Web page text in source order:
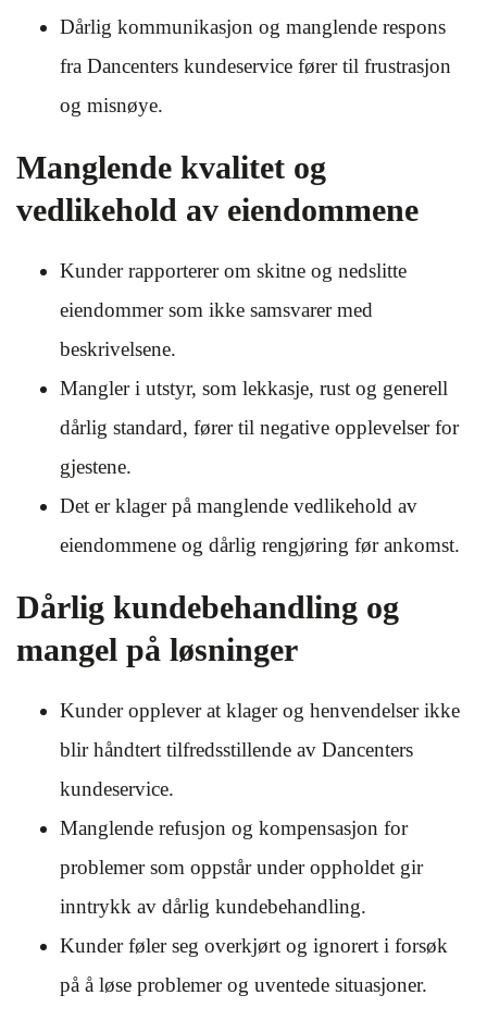
Dårlig kommunikasjon og manglende respons
fra Dancenters kundeservice fører til frustrasjon
og misnøye.
Manglende kvalitet og
vedlikehold av eiendommene
Kunder rapporterer om skitne og nedslitte
eiendommer som ikke samsvarer med
beskrivelsene.
Mangler i utstyr, som lekkasje, rust og generell
dårlig standard, fører til negative opplevelser for
gjestene.
Det er klager på manglende vedlikehold av
eiendommene og dårlig rengjøring før ankomst.
Dårlig kundebehandling og
mangel på løsninger
Kunder opplever at klager og henvendelser ikke
blir håndtert tilfredsstillende av Dancenters
kundeservice.
Manglende refusjon og kompensasjon for
problemer som oppstår under oppholdet gir
inntrykk av dårlig kundebehandling.
Kunder føler seg overkjørt og ignorert i forsøk
på å løse problemer og uventede situasjoner.